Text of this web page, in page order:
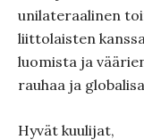
unilateraalinen
liittolaisten
luomista ja
rauhaa ja
Hyvät kuulijat,